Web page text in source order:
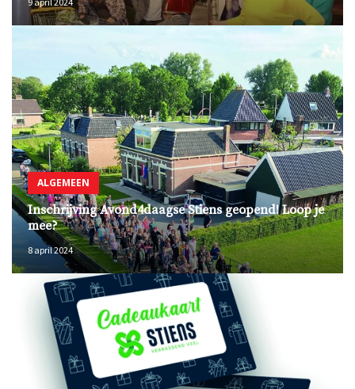
ALGEMEEN
Inschrijving Avond4daagse Stiens geopend! Loop je
mee?
8 april 2024